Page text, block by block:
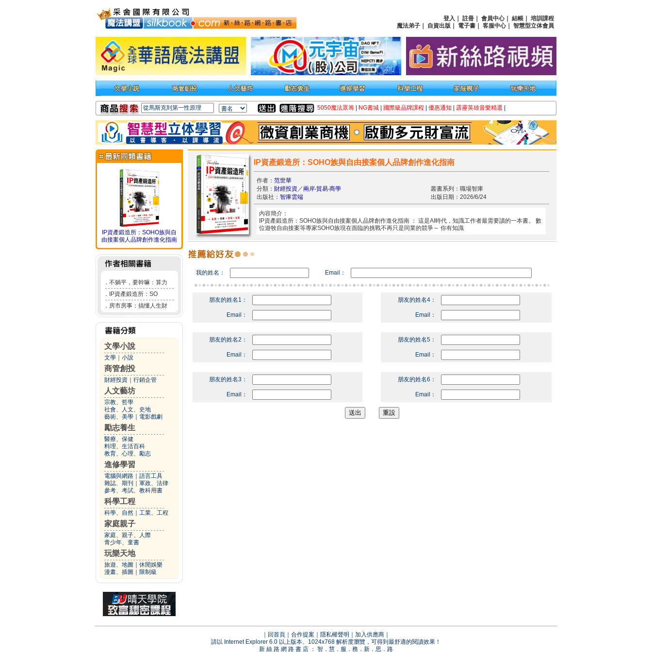
登入 註冊 會員中心｜ 結帳
培訓課程
魔法弟子
自資出版 電子書 客服中心｜ 智慧型立体會員
5050魔法眾籌 NG書城 國際級品牌課程 優惠通知 霹靂英雄音樂精選
IP資產鍛造所：SOHO族與自
由接案個人品牌創作進化指南
． 不躺平，要幹嘛：算力
．
IP資產鍛造所：SO
． 房市房事：搞懂人生財
文學小說
文學 小說
商管創投
財經投資 行銷企管
人文藝坊
宗教、哲學
社會、人文、史地
藝術、美學
電影戲劇
勵志養生
醫療、保健
料理、生活百科
教育、心理、勵志
進修學習
電腦與網路
語言工具
雜誌、期刊
軍政、法律
參考、考試、教科用書
科學工程
科學、自然 工業、工程
家庭親子
家庭、親子、人際
青少年、童書
玩樂天地
旅遊、地圖
休閒娛樂
漫畫、插圖
限制級
IP資產鍛造所：SOHO族與自由接案個人品牌創作進化指南
作者： 范世華
分類： 財經投資／兩岸‧貿易‧商學
叢書系列：職場智庫
出版社： 智庫雲端 出版日期：2026/6/24
內容簡介：
IP資產鍛造所：SOHO族與自由接案個人品牌創作進化指南 ： 這是AI時代，知識工作者最需要讀的一本書。 數
位遊牧自由接案等專家SOHO族現在面臨的挑戰不再只是同業的競爭～ 你有知識
我的姓名： Email：
朋友的姓名1：
Email：
朋友的姓名4：
Email：
朋友的姓名2：
Email：
朋友的姓名5：
Email：
朋友的姓名3：
Email：
朋友的姓名6：
Email：
回首頁 合作提案 隱私權聲明 加入供應商
請以 Internet Explorer 6.0 以上版本、1024x768 解析度瀏覽，可得到最舒適的閱讀效果！
新 絲 路 網 路 書 店 ： 智．慧．服．務．新．思．路